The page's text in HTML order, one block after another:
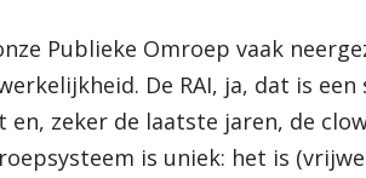
Publieke Omroep vaak
De RAI, ja, dat is
zeker de laatste jaren, de
is uniek: het is